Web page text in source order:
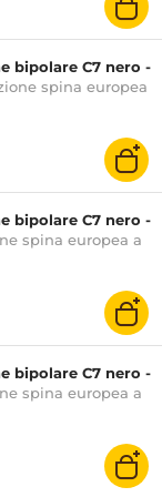
bipolare C7 nero -
spina europea
bipolare C7 nero -
spina europea a
bipolare C7 nero -
spina europea a